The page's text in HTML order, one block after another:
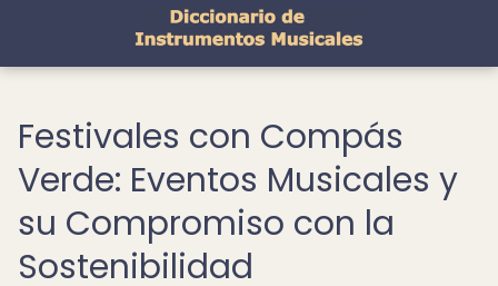
Festivales con Compás
Verde: Eventos Musicales y
su Compromiso con la
Sostenibilidad